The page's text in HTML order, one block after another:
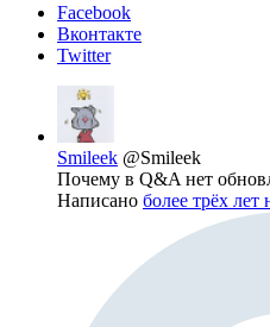
Facebook
Вконтакте
Twitter
Smileek @Smileek
Почему в Q&A нет
Написано более трёх лет